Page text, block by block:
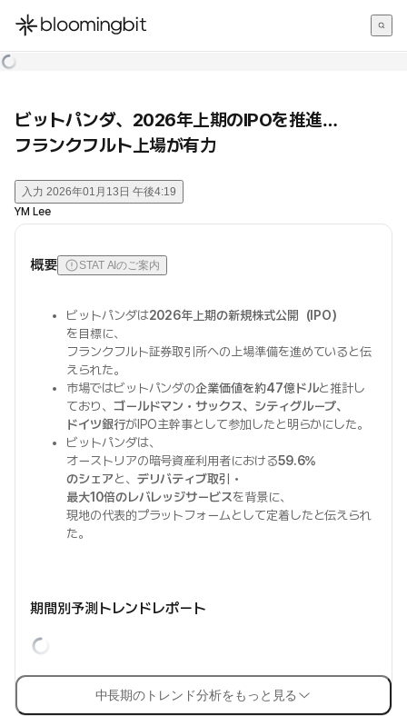
한국어
ビットパンダ、2026年上期のIPOを推進…
フランクフルト上場が有力
入力 2026年01月13日 午後4:19
YM Lee
概要 STAT AIのご案内
ビットパンダは2026年上期の新規株式公開（IPO）
を目標に、
フランクフルト証券取引所への上場準備を進めていると伝
えられた。
市場ではビットパンダの企業価値を約47億ドルと推計し
ており、 ゴールドマン・サックス、シティグループ、
ドイツ銀行がIPO主幹事として参加したと明らかにした。
ビットパンダは、
オーストリアの暗号資産利用者における59.6%
のシェアと、 デリバティブ取引・
最大10倍のレバレッジサービスを背景に、
現地の代表的プラットフォームとして定着したと伝えられ
た。
期間別予測トレンドレポート
中長期のトレンド分析をもっと見る